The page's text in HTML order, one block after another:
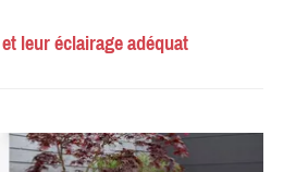
leur éclairage adéquat